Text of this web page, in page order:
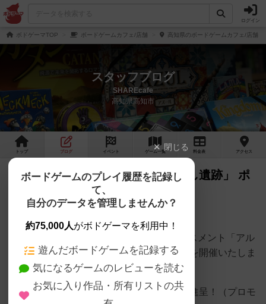
ログイン
ボドゲーマTOP ボードゲームカフェ/店舗 高知県のボードゲームカフェ/店舗
スタッフブログ
SHAREcafe
高知県高知市
トップ ブログ イベント ゲーム一覧 料金 表 アクセス
1/6 開始！ 「アルナックの失われし遺跡」 ポ
イントレース開催！
1/6～1/20の2週間、人気のワーカープレイスメント「アル
ナックの失われし遺跡」のポイントレースを開催いたしま
す。
また、今回は参加者全員にプロモカードを進呈！（プロモ
閉じる
ボードゲームのプレイ履歴を記録し
て、
自分のデータを管理しませんか？
約75,000人がボドゲーマを利用中！
遊んだボードゲームを記録する
気になるゲームのレビューを読む
お気に入り作品・所有リストの共